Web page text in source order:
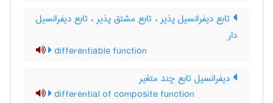
تابع دیفرانسیل پذیر ، تابع مشتق پذیر ، تابع دیفرانسیل
دار
differentiable function
دیفرانسیل تابع چند متغیر
differential of composite function